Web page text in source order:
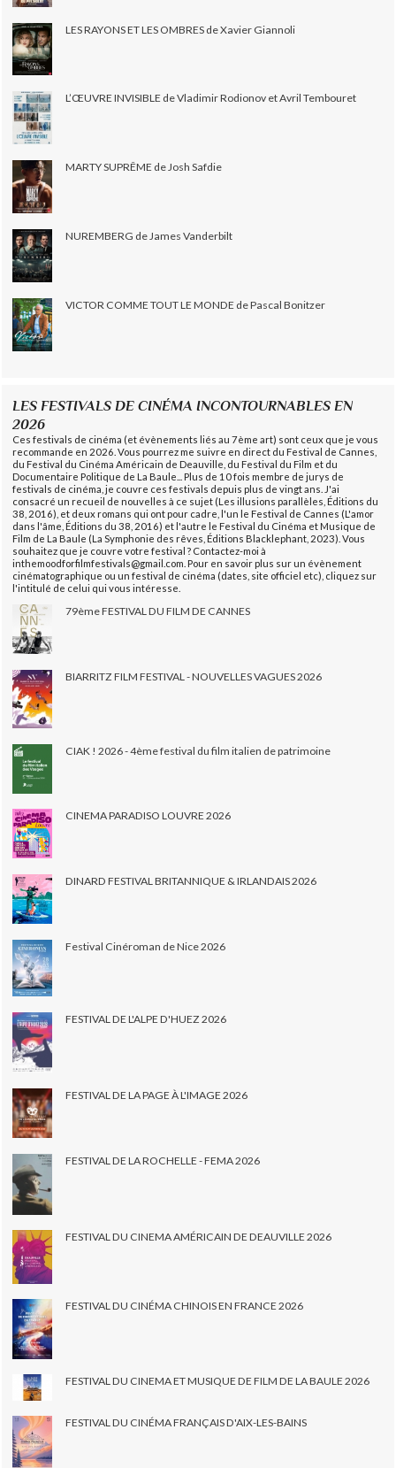
LES RAYONS ET LES OMBRES de Xavier Giannoli
L’ŒUVRE INVISIBLE de Vladimir Rodionov et Avril Tembouret
MARTY SUPRÊME de Josh Safdie
NUREMBERG de James Vanderbilt
VICTOR COMME TOUT LE MONDE de Pascal Bonitzer
LES FESTIVALS DE CINÉMA INCONTOURNABLES EN
2026
Ces festivals de cinéma (et évènements liés au 7ème art) sont ceux que je vous
recommande en 2026. Vous pourrez me suivre en direct du Festival de Cannes,
du Festival du Cinéma Américain de Deauville, du Festival du Film et du
Documentaire Politique de La Baule... Plus de 10 fois membre de jurys de
festivals de cinéma, je couvre ces festivals depuis plus de vingt ans. J'ai
consacré un recueil de nouvelles à ce sujet (Les illusions parallèles, Éditions du
38, 2016), et deux romans qui ont pour cadre, l'un le Festival de Cannes (L'amor
dans l'âme, Éditions du 38, 2016) et l'autre le Festival du Cinéma et Musique de
Film de La Baule (La Symphonie des rêves, Éditions Blacklephant, 2023). Vous
souhaitez que je couvre votre festival ? Contactez-moi à
inthemoodforfilmfestivals@gmail.com. Pour en savoir plus sur un évènement
cinématographique ou un festival de cinéma (dates, site officiel etc), cliquez sur
l'intitulé de celui qui vous intéresse.
79ème FESTIVAL DU FILM DE CANNES
BIARRITZ FILM FESTIVAL - NOUVELLES VAGUES 2026
CIAK ! 2026 - 4ème festival du film italien de patrimoine
CINEMA PARADISO LOUVRE 2026
DINARD FESTIVAL BRITANNIQUE & IRLANDAIS 2026
Festival Cinéroman de Nice 2026
FESTIVAL DE L'ALPE D'HUEZ 2026
FESTIVAL DE LA PAGE À L'IMAGE 2026
FESTIVAL DE LA ROCHELLE - FEMA 2026
FESTIVAL DU CINEMA AMÉRICAIN DE DEAUVILLE 2026
FESTIVAL DU CINÉMA CHINOIS EN FRANCE 2026
FESTIVAL DU CINEMA ET MUSIQUE DE FILM DE LA BAULE 2026
FESTIVAL DU CINÉMA FRANÇAIS D'AIX-LES-BAINS